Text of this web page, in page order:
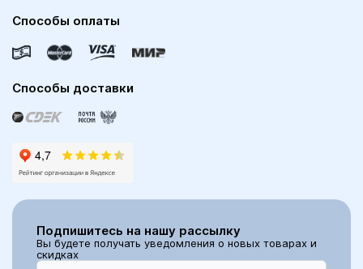
Способы оплаты
Способы доставки
Подпишитесь на нашу рассылку
Вы будете получать уведомления о новых товарах и
скидках